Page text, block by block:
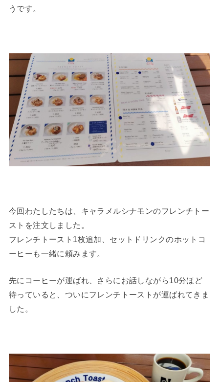
うです。
今回わたしたちは、キャラメルシナモンのフレンチトー
ストを注文しました。
フレンチトースト1枚追加、セットドリンクのホットコ
ーヒーも一緒に頼みます。
先にコーヒーが運ばれ、さらにお話しながら10分ほど
待っていると、ついにフレンチトーストが運ばれてきま
した。